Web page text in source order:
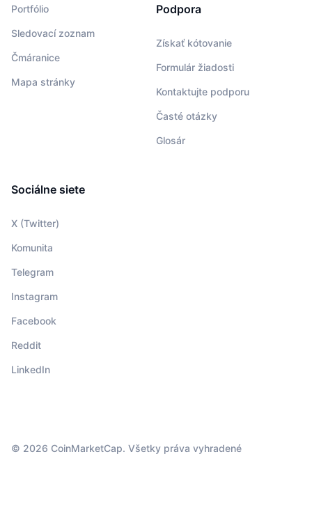
Portfólio
Sledovací zoznam
Čmáranice
Mapa stránky
Podpora
Získať kótovanie
Formulár žiadosti
Kontaktujte podporu
Časté otázky
Glosár
Sociálne siete
X (Twitter)
Komunita
Telegram
Instagram
Facebook
Reddit
LinkedIn
© 2026 CoinMarketCap. Všetky práva vyhradené